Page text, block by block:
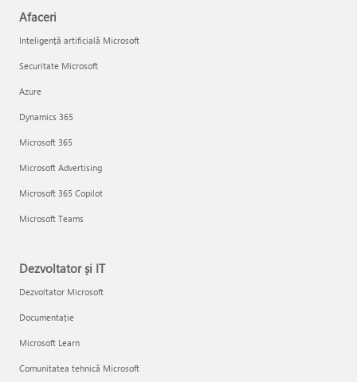
Afaceri
Inteligență artificială Microsoft
Securitate Microsoft
Azure
Dynamics 365
Microsoft 365
Microsoft Advertising
Microsoft 365 Copilot
Microsoft Teams
Dezvoltator și IT
Dezvoltator Microsoft
Documentație
Microsoft Learn
Comunitatea tehnică Microsoft